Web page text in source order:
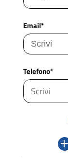
Email*
Telefono*